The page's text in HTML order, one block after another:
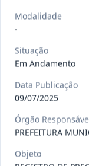
Data:13/07/2026
027/2026
Eletrônico
Data :13/07/2026
Modalidade
-
Situação
Em Andamento
Data Publicação
09/07/2025
Órgão
PREFEITURA
Objeto